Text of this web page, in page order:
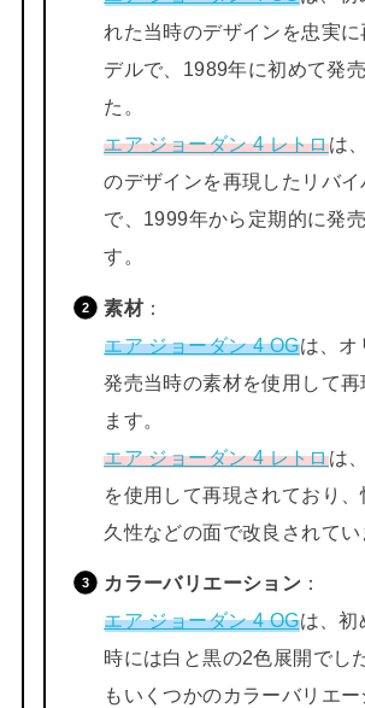
れた当時のデザインを忠実
デルで、1989年に初めて発
た。
エア ジョーダン 4 レトロは
のデザインを再現したリバ
で、1999年から定期的に発
す。
素材：
エア ジョーダン 4 OGは、オ
発売当時の素材を使用して
ます。
エア ジョーダン 4 レトロは
を使用して再現されており
久性などの面で改良されてい
カラーバリエーション ：
エア ジョーダン 4 OGは、初
時には白と黒の2色展開でし
もいくつかのカラーバリエ